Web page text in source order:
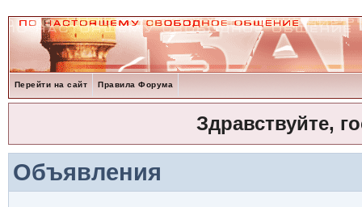
Перейти на сайт Правила Форума
Здравствуйте,
Объявления